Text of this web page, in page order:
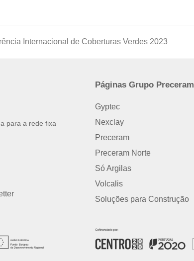
Internacional de Coberturas Verdes 2023
para a rede fixa
Páginas Grupo Preceram
Gyptec
Nexclay
Preceram
Preceram Norte
Só Argilas
Volcalis
Soluções para Construção